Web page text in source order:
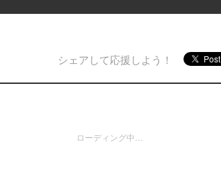
シェアして応援しよう！ Post
ローディング中…